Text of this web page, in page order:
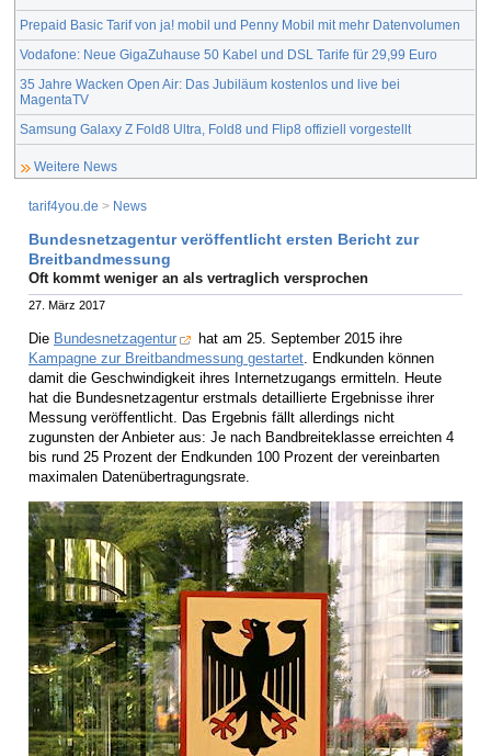
Prepaid Basic Tarif von ja! mobil und Penny Mobil mit mehr Datenvolumen
Vodafone: Neue GigaZuhause 50 Kabel und DSL Tarife für 29,99 Euro
35 Jahre Wacken Open Air: Das Jubiläum kostenlos und live bei
MagentaTV
Samsung Galaxy Z Fold8 Ultra, Fold8 und Flip8 offiziell vorgestellt
Weitere News
tarif4you.de > News
Bundesnetzagentur veröffentlicht ersten Bericht zur
Breitbandmessung
Oft kommt weniger an als vertraglich versprochen
27. März 2017
Die Bundesnetzagentur
hat am 25. September 2015 ihre
Kampagne zur Breitbandmessung gestartet . Endkunden können
damit die Geschwindigkeit ihres Internetzugangs ermitteln. Heute
hat die Bundesnetzagentur erstmals detaillierte Ergebnisse ihrer
Messung veröffentlicht. Das Ergebnis fällt allerdings nicht
zugunsten der Anbieter aus: Je nach Bandbreiteklasse erreichten 4
bis rund 25 Prozent der Endkunden 100 Prozent der vereinbarten
maximalen Datenübertragungsrate.